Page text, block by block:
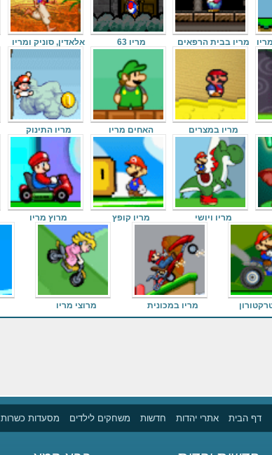
מריו בבית הרפאים מריו 63 אלאדין, סוניק ומריו
מריו במצרים האחים מריו מריו התינוק
מריו ויושי מריו קופץ מרוץ מריו
מריו במכונית מרוצי מריו
דף הבית אתרי יהדות חדשות משחקים לילדים מסעדות כשרות